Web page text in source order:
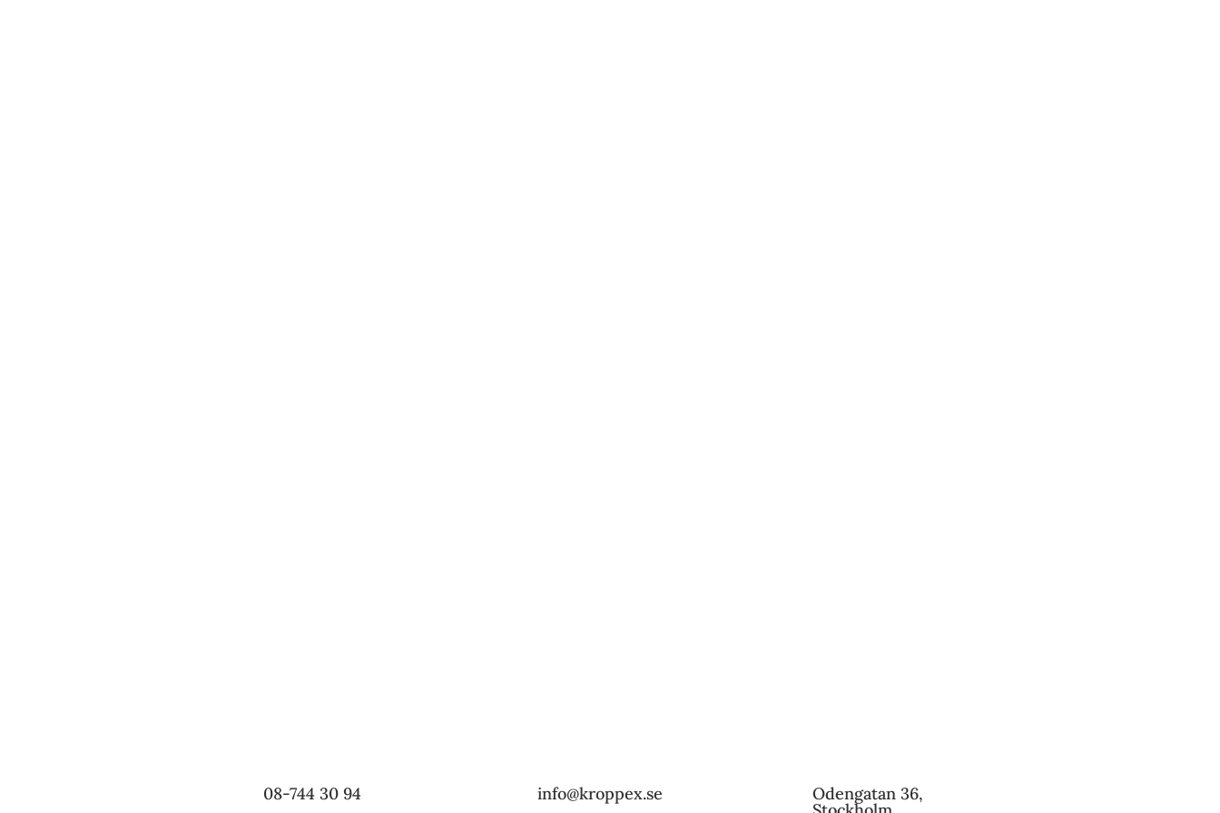
08-744 30 94 info@kroppex.se Odengatan 36,